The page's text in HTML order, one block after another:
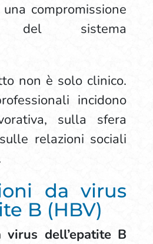
compromissione
del sistema
non è solo clinico.
incidono
sulla sfera
relazioni sociali
da virus
B (HBV)
virus dell’epatite B